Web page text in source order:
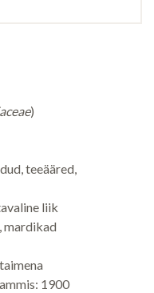
)
teeääred,
liik
mardikad
1900